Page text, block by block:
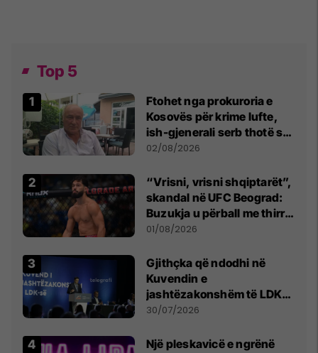
Top 5
Ftohet nga prokuroria e
Kosovës për krime lufte,
ish-gjenerali serb thotë se
dikush e tradhtoi në
02/08/2026
“Vrisni, vrisni shqiptarët”,
skandal në UFC Beograd:
Buzukja u përball me thirrje
anti-shqiptare nga
01/08/2026
Gjithçka që ndodhi në
Kuvendin e
jashtëzakonshëm të LDK-
së
30/07/2026
Një pleskavicë e ngrënë